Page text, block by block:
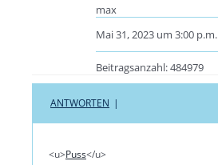
max
Mai 31, 2023 um 3:00 p.m.
Beitragsanzahl: 484979
ANTWORTEN |
<u>Puss</u>